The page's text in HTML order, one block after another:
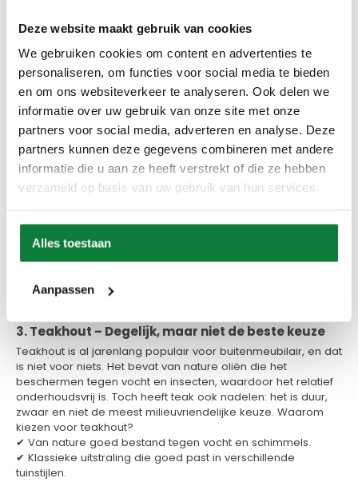
Deze website maakt gebruik van cookies
We gebruiken cookies om content en advertenties te
personaliseren, om functies voor social media te bieden
en om ons websiteverkeer te analyseren. Ook delen we
informatie over uw gebruik van onze site met onze
partners voor social media, adverteren en analyse. Deze
partners kunnen deze gegevens combineren met andere
informatie die u aan ze heeft verstrekt of die ze hebben
verzameld op basis van uw gebruik van hun services.
Alles toestaan
Aanpassen
✔ Wordt na verloop van tijd grijs, net als hardhout.
❌Nadelen:Moet behandeld worden om lang mee te gaan.
Gevoeliger voor weersinvloeden dan Fraké en teak.
3. Teakhout – Degelijk, maar niet de beste keuze
Teakhout is al jarenlang populair voor buitenmeubilair, en dat
is niet voor niets. Het bevat van nature oliën die het
beschermen tegen vocht en insecten, waardoor het relatief
onderhoudsvrij is. Toch heeft teak ook nadelen: het is duur,
zwaar en niet de meest milieuvriendelijke keuze. Waarom
kiezen voor teakhout?
✔ Van nature goed bestand tegen vocht en schimmels.
✔ Klassieke uitstraling die goed past in verschillende
tuinstijlen.